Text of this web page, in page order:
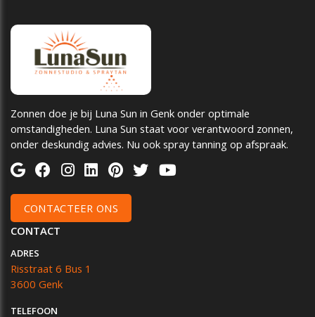
Zonnen doe je bij Luna Sun in Genk onder optimale
omstandigheden. Luna Sun staat voor verantwoord zonnen,
onder deskundig advies. Nu ook spray tanning op afspraak.
CONTACTEER ONS
CONTACT
ADRES
Risstraat 6 Bus 1
3600 Genk
TELEFOON